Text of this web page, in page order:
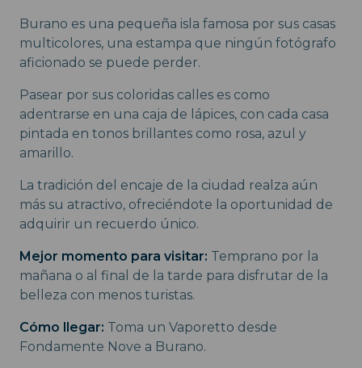
Burano es una pequeña isla famosa por sus casas
multicolores, una estampa que ningún fotógrafo
aficionado se puede perder.
Pasear por sus coloridas calles es como
adentrarse en una caja de lápices, con cada casa
pintada en tonos brillantes como rosa, azul y
amarillo.
La tradición del encaje de la ciudad realza aún
más su atractivo, ofreciéndote la oportunidad de
adquirir un recuerdo único.
Mejor momento para visitar: Temprano por la
mañana o al final de la tarde para disfrutar de la
belleza con menos turistas.
Cómo llegar: Toma un Vaporetto desde
Fondamente Nove a Burano.